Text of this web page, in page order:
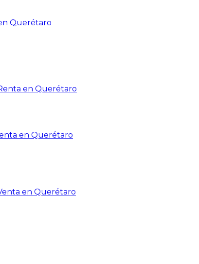
Querétaro
en Querétaro
en Querétaro
en Querétaro